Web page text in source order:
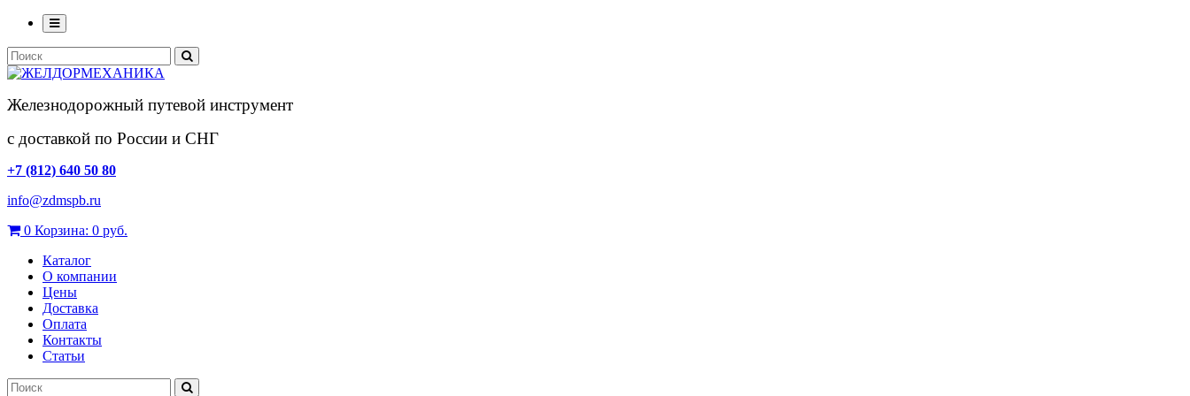
Железнодорожный путевой инструмент
с доставкой по России и СНГ
+7 (812) 640 50 80
info@zdmspb.ru
0 Корзина: 0 руб.
Каталог
О компании
Цены
Доставка
Оплата
Контакты
Статьи